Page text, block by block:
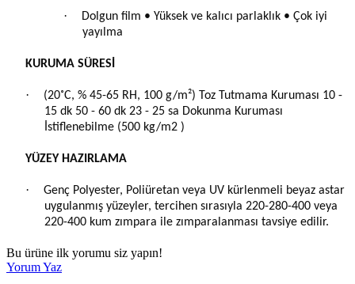
·
Dolgun film • Yüksek ve kalıcı parlaklık • Çok iyi
yayılma
KURUMA SÜRESİ
·
(20˚C, % 45-65 RH, 100 g/m²) Toz Tutmama Kuruması 10 -
15 dk 50 - 60 dk 23 - 25 sa Dokunma Kuruması
İstiflenebilme (500 kg/m2 )
YÜZEY HAZIRLAMA
·
Genç Polyester, Poliüretan veya UV kürlenmeli beyaz astar
uygulanmış yüzeyler, tercihen sırasıyla 220-280-400 veya
220-400 kum zımpara ile zımparalanması tavsiye edilir.
Bu ürüne ilk yorumu siz yapın!
Yorum Yaz